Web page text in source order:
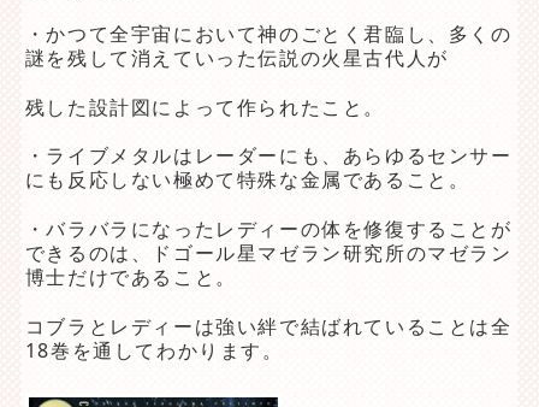
・かつて全宇宙において神のごとく君臨し、多くの
謎を残して消えていった伝説の火星古代人が
残した設計図によって作られたこと。
・ライブメタルはレーダーにも、あらゆるセンサー
にも反応しない極めて特殊な金属であること。
・バラバラになったレディーの体を修復することが
できるのは、ドゴール星マゼラン研究所のマゼラン
博士だけであること。
コブラとレディーは強い絆で結ばれていることは全
18巻を通してわかります。